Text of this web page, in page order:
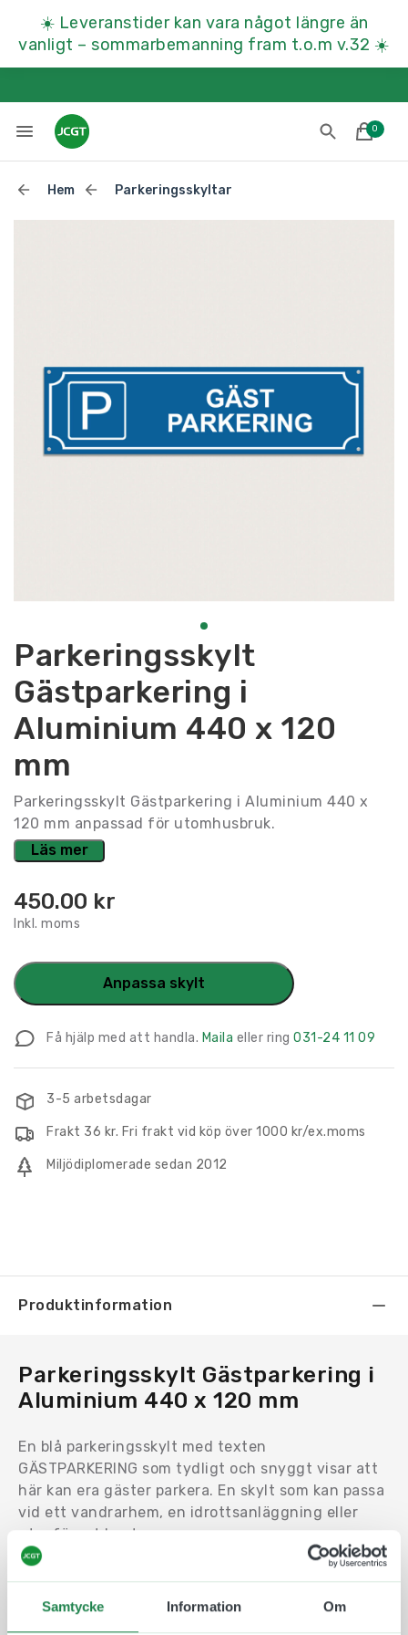
Samtycke Information Om
☀️ Leveranstider kan vara något längre än
vanligt – sommarbemanning fram t.o.m v.32 ☀️
0
Till kassan
Hem Parkeringsskyltar
Parkeringsskylt
Gästparkering i
Aluminium 440 x 120
mm
Parkeringsskylt Gästparkering i Aluminium 440 x
120 mm anpassad för utomhusbruk.
Läs mer
450.00 kr
Inkl. moms
Anpassa skylt
Få hjälp med att handla. Maila eller ring 031-24 11 09
3-5 arbetsdagar
Frakt 36 kr. Fri frakt vid köp över 1000 kr/ex.moms
Miljödiplomerade sedan 2012
Produktinformation
Parkeringsskylt Gästparkering i
Aluminium 440 x 120 mm
En blå parkeringsskylt med texten
GÄSTPARKERING som tydligt och snyggt visar att
här kan era gäster parkera. En skylt som kan passa
vid ett vandrarhem, en idrottsanläggning eller
utanför ert kontor.
Beställ skylten som den är eller utforma skylten
storlek, text eller symbol så kan ni enkelt göra det i